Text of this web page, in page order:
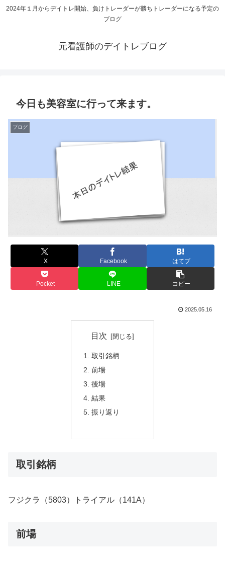
2024年１月からデイトレ開始、負けトレーダーが勝ちトレーダーになる予定の
ブログ
元看護師のデイトレブログ
今日も美容室に行って来ます。
ブログ
X Facebook はてブ
Pocket LINE コピー
2025.05.16
目次
取引銘柄
前場
後場
結果
振り返り
取引銘柄
フジクラ（5803）トライアル（141A）
前場